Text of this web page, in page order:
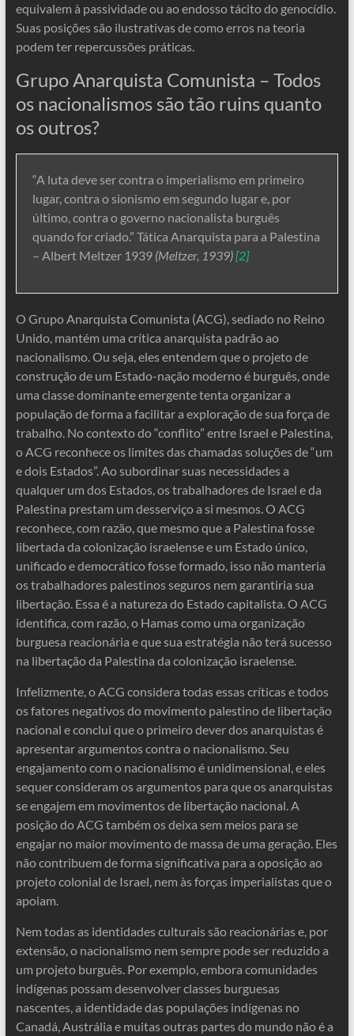
equivalem à passividade ou ao endosso tácito do genocídio.
Suas posições são ilustrativas de como erros na teoria
podem ter repercussões práticas.
Grupo Anarquista Comunista – Todos
os nacionalismos são tão ruins quanto
os outros?
“A luta deve ser contra o imperialismo em primeiro
lugar, contra o sionismo em segundo lugar e, por
último, contra o governo nacionalista burguês
quando for criado.” Tática Anarquista para a Palestina
– Albert Meltzer 1939(Meltzer, 1939)[2]
O Grupo Anarquista Comunista (ACG), sediado no Reino
Unido, mantém uma crítica anarquista padrão ao
nacionalismo. Ou seja, eles entendem que o projeto de
construção de um Estado-nação moderno é burguês, onde
uma classe dominante emergente tenta organizar a
população de forma a facilitar a exploração de sua força de
trabalho. No contexto do “conflito” entre Israel e Palestina,
o ACG reconhece os limites das chamadas soluções de “um
e dois Estados”. Ao subordinar suas necessidades a
qualquer um dos Estados, os trabalhadores de Israel e da
Palestina prestam um desserviço a si mesmos. O ACG
reconhece, com razão, que mesmo que a Palestina fosse
libertada da colonização israelense e um Estado único,
unificado e democrático fosse formado, isso não manteria
os trabalhadores palestinos seguros nem garantiria sua
libertação. Essa é a natureza do Estado capitalista. O ACG
identifica, com razão, o Hamas como uma organização
burguesa reacionária e que sua estratégia não terá sucesso
na libertação da Palestina da colonização israelense.
Infelizmente, o ACG considera todas essas críticas e todos
os fatores negativos do movimento palestino de libertação
nacional e conclui que o primeiro dever dos anarquistas é
apresentar argumentos contra o nacionalismo. Seu
engajamento com o nacionalismo é unidimensional, e eles
sequer consideram os argumentos para que os anarquistas
se engajem em movimentos de libertação nacional. A
posição do ACG também os deixa sem meios para se
engajar no maior movimento de massa de uma geração. Eles
não contribuem de forma significativa para a oposição ao
projeto colonial de Israel, nem às forças imperialistas que o
apoiam.
Nem todas as identidades culturais são reacionárias e, por
extensão, o nacionalismo nem sempre pode ser reduzido a
um projeto burguês. Por exemplo, embora comunidades
indígenas possam desenvolver classes burguesas
nascentes, a identidade das populações indígenas no
Canadá, Austrália e muitas outras partes do mundo não é a